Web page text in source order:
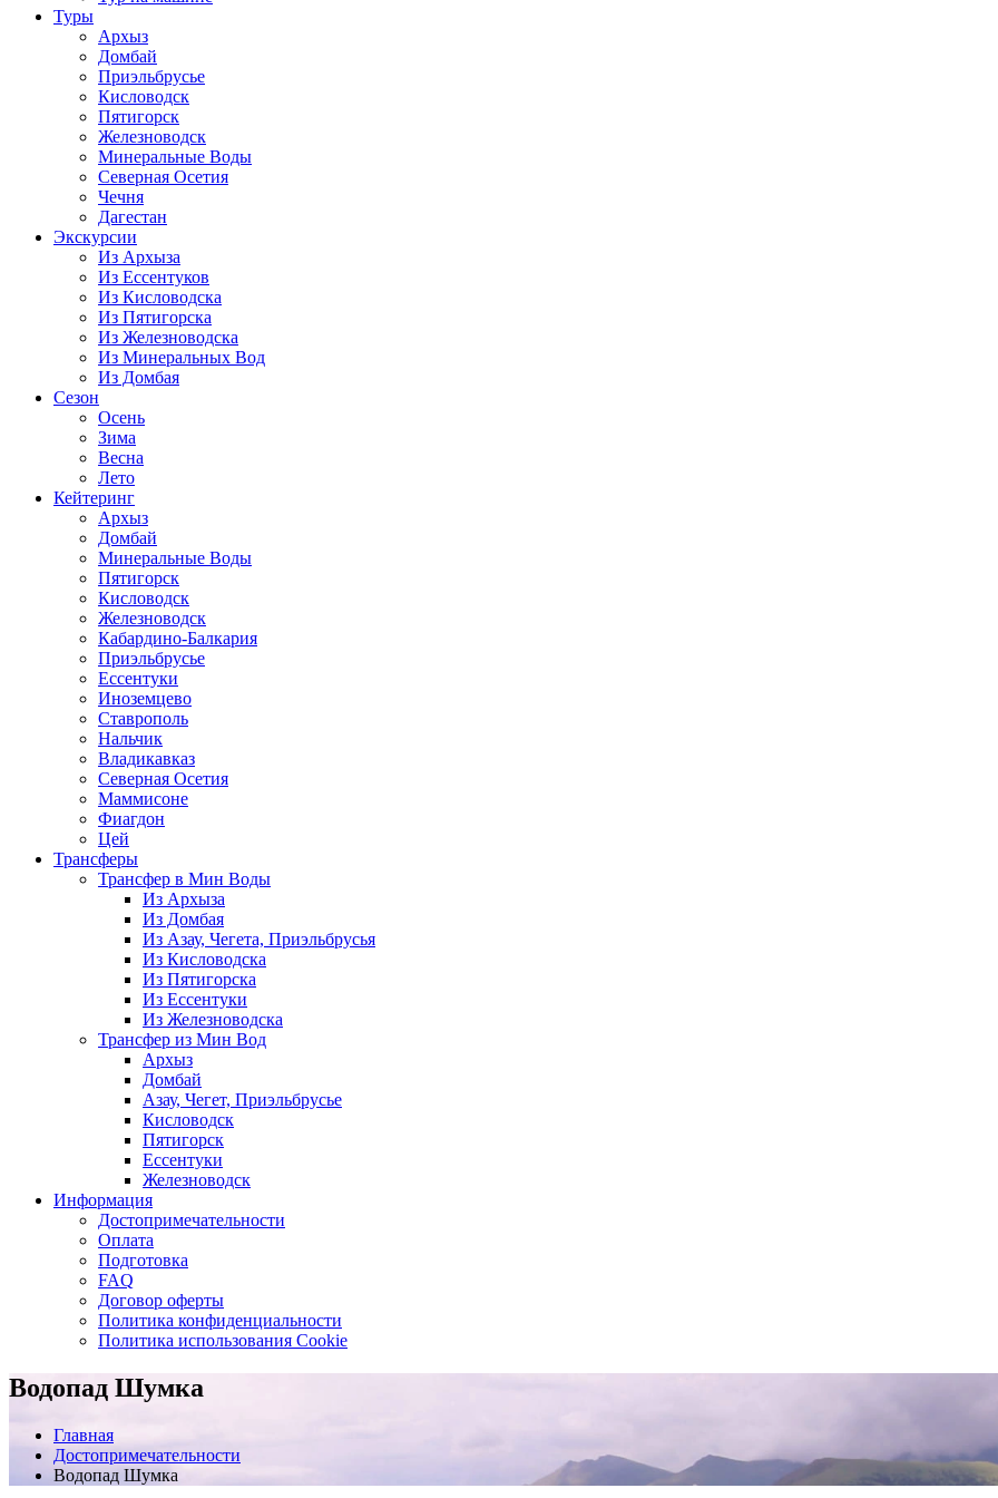
Туры
Архыз
Домбай
Приэльбрусье
Кисловодск
Пятигорск
Железноводск
Минеральные Воды
Северная Осетия
Чечня
Дагестан
Экскурсии
Из Архыза
Из Ессентуков
Из Кисловодска
Из Пятигорска
Из Железноводска
Из Минеральных Вод
Из Домбая
Сезон
Осень
Зима
Весна
Лето
Кейтеринг
Архыз
Домбай
Минеральные Воды
Пятигорск
Кисловодск
Железноводск
Кабардино-Балкария
Приэльбрусье
Ессентуки
Иноземцево
Ставрополь
Нальчик
Владикавказ
Северная Осетия
Маммисоне
Фиагдон
Цей
Трансферы
Трансфер в Мин Воды
Из Архыза
Из Домбая
Из Азау, Чегета, Приэльбрусья
Из Кисловодска
Из Пятигорска
Из Ессентуки
Из Железноводска
Трансфер из Мин Вод
Архыз
Домбай
Азау, Чегет, Приэльбрусье
Кисловодск
Пятигорск
Ессентуки
Железноводск
Информация
Достопримечательности
Оплата
Подготовка
FAQ
Договор оферты
Политика конфиденциальности
Политика использования Cookie
Водопад Шумка
Главная
Достопримечательности
Водопад Шумка